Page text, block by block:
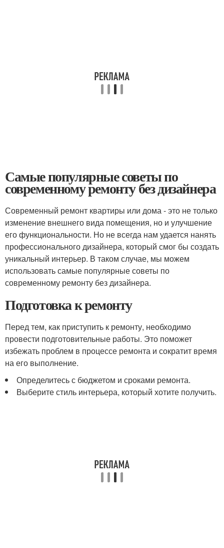
Самые популярные советы по
современному ремонту без дизайнера
Современный ремонт квартиры или дома - это не только
изменение внешнего вида помещения, но и улучшение
его функциональности. Но не всегда нам удается нанять
профессионального дизайнера, который смог бы создать
уникальный интерьер. В таком случае, мы можем
использовать самые популярные советы по
современному ремонту без дизайнера.
Подготовка к ремонту
Перед тем, как приступить к ремонту, необходимо
провести подготовительные работы. Это поможет
избежать проблем в процессе ремонта и сократит время
на его выполнение.
Определитесь с бюджетом и сроками ремонта.
Выберите стиль интерьера, который хотите получить.